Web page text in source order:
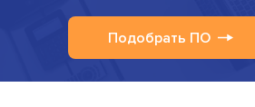
Подобрать ПО